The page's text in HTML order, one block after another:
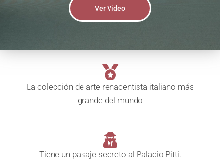
Ver Video
La colección de arte renacentista italiano más
grande del mundo
Tiene un pasaje secreto al Palacio Pitti.